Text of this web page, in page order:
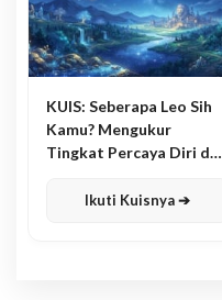
KUIS: Seberapa Leo Sih
Kamu? Mengukur
Tingkat Percaya Diri dan
Ikuti Kuisnya ➔